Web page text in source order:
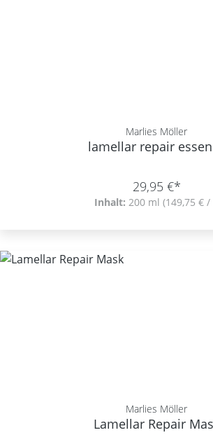
Marlies Möller
lamellar repair
29,95 €*
Inhalt: 200 ml (149,75 € /
Marlies Möller
Lamellar Repair